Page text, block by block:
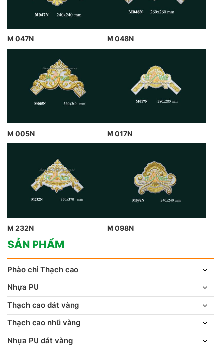
M 047N M 048N
M 005N M 017N
M 232N M 098N
SẢN PHẨM
Phào chỉ Thạch cao
Nhựa PU
Thạch cao dát vàng
Thạch cao nhũ vàng
Nhựa PU dát vàng